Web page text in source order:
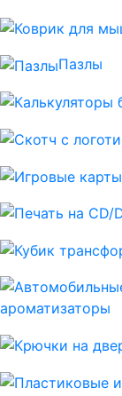
Пазлы
ароматизаторы